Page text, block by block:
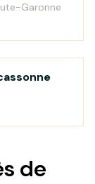
Garonne
de